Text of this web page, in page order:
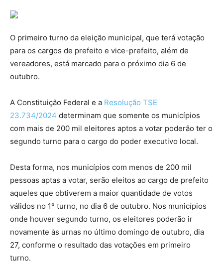
O primeiro turno da eleição municipal, que terá votação
para os cargos de prefeito e vice-prefeito, além de
vereadores, está marcado para o próximo dia 6 de
outubro.
A Constituição Federal e a Resolução TSE
23.734/2024 determinam que somente os municípios
com mais de 200 mil eleitores aptos a votar poderão ter o
segundo turno para o cargo do poder executivo local.
Desta forma, nos municípios com menos de 200 mil
pessoas aptas a votar, serão eleitos ao cargo de prefeito
aqueles que obtiverem a maior quantidade de votos
válidos no 1º turno, no dia 6 de outubro. Nos municípios
onde houver segundo turno, os eleitores poderão ir
novamente às urnas no último domingo de outubro, dia
27, conforme o resultado das votações em primeiro
turno.